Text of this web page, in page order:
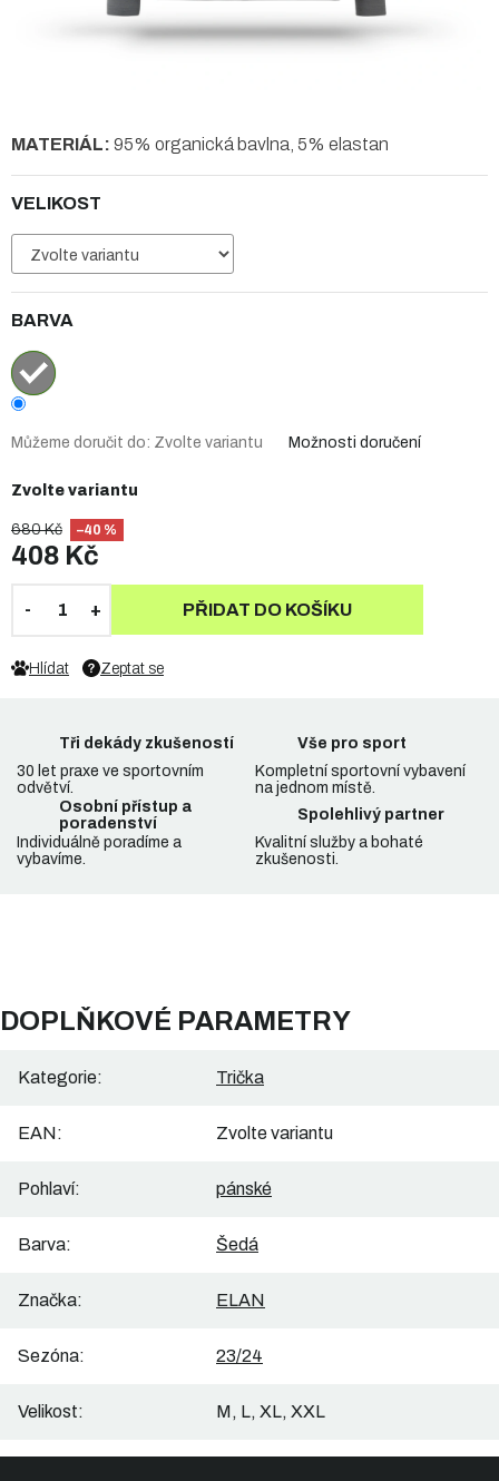
680 Kč –40 %
408 Kč
Zvolte variantu
VELIKOST
BARVA
Můžeme doručit do: Zvolte variantu Možnosti doručení
PŘIDAT DO KOŠÍKU
MATERIÁL: 95% organická bavlna, 5% elastan
Zeptat se
Hlídat
Tři dekády zkušeností
30 let praxe ve sportovním
odvětví.
Vše pro sport
Kompletní sportovní vybavení
na jednom místě.
Osobní přístup a
poradenství
Individuálně poradíme a
vybavíme.
Spolehlivý partner
Kvalitní služby a bohaté
zkušenosti.
DOPLŇKOVÉ PARAMETRY
Kategorie: Trička
EAN: Zvolte variantu
Pohlaví: pánské
Barva: Šedá
Značka: ELAN
Sezóna: 23/24
Velikost: M, L, XL, XXL